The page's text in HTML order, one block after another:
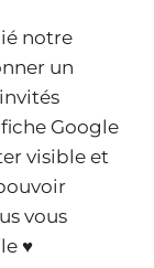
notre
un
Google
visible et
vous
♥